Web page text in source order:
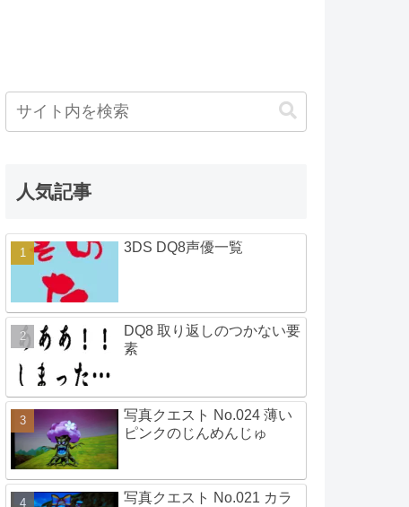
人気記事
3DS DQ8声優一覧
DQ8 取り返しのつかない要
素
写真クエスト No.024 薄い
ピンクのじんめんじゅ
写真クエスト No.021 カラ